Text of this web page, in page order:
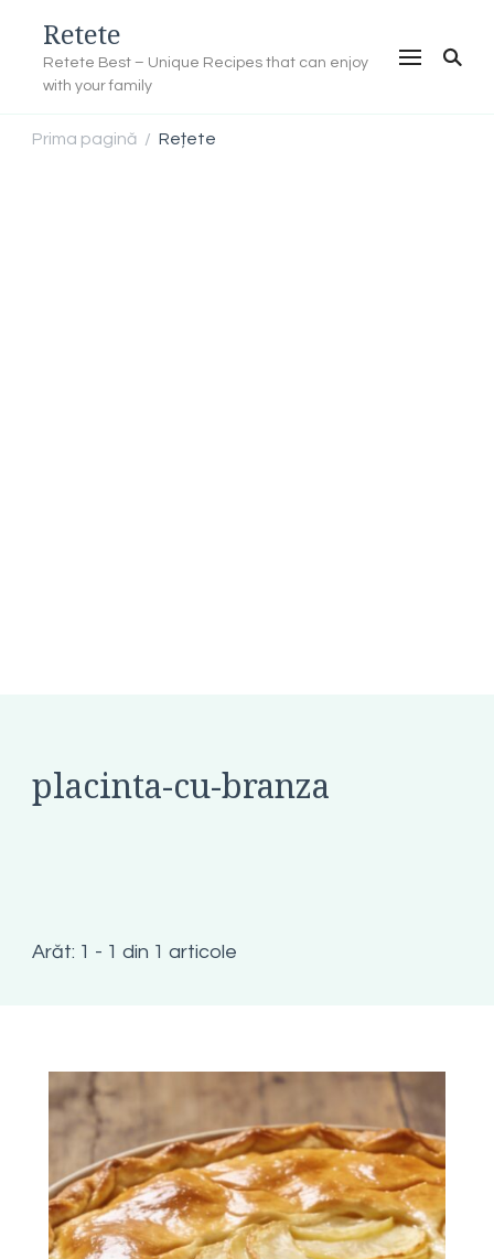
Retete
Retete Best – Unique Recipes that can enjoy
with your family
Prima pagină / Rețete
placinta-cu-branza
Arăt: 1 - 1 din 1 articole